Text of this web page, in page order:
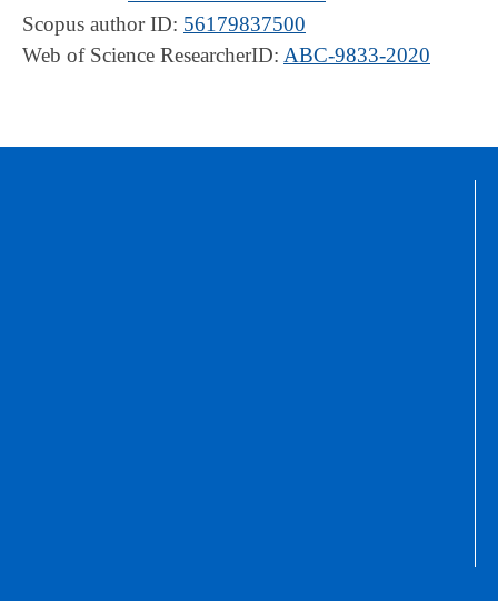
Scopus author ID: 56179837500
Web of Science ResearcherID: ABC-9833-2020